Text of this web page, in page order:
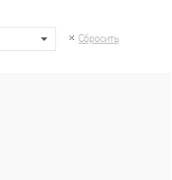
Сбросить